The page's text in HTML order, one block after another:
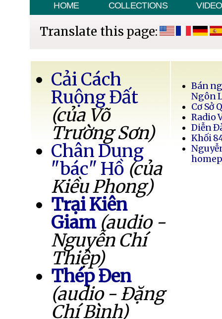
HOME COLLECTIONS VIDEO
Translate this page:
Cải Cách
Ruộng Đất
(của Võ
Trường Sơn)
Chân Dung
"bác" Hồ (của
Kiều Phong)
Trại Kiên
Giam (audio -
Nguyễn Chí
Thiệp)
Thép Đen
(audio - Đặng
Chí Bình)
Bán
Ngôn
Cơ Sở
Radio
Diễn
Khối